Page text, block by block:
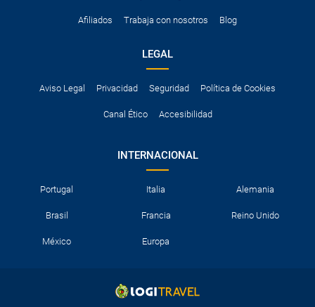
Afiliados Trabaja con nosotros Blog
LEGAL
Aviso Legal Privacidad Seguridad Política de Cookies
Canal Ético Accesibilidad
INTERNACIONAL
Portugal Italia Alemania
Brasil Francia Reino Unido
México Europa